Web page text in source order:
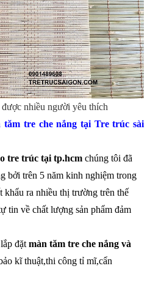
nhiều người yêu thích
tăm tre che nắng tại Tre trúc sài
tre trúc tại tp.hcm chúng tôi đã
bởi trên 5 năm kinh nghiệm trong
ra nhiều thị trường trên thế
tin về chất lượng sản phẩm đảm
đặt màn tăm tre che nắng và
kĩ thuật,thi công tỉ mĩ,cẩn